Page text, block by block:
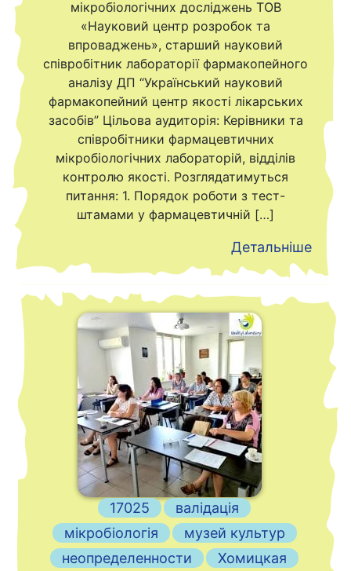
мікробіологічних досліджень ТОВ
«Науковий центр розробок та
впроваджень», старший науковий
співробітник лабораторії фармакопейного
аналізу ДП “Український науковий
фармакопейний центр якості лікарських
засобів” Цільова аудиторія: Керівники та
співробітники фармацевтичних
мікробіологічних лабораторій, відділів
контролю якості. Розглядатимуться
питання: 1. Порядок роботи з тест-
штамами у фармацевтичній […]
Детальніше
17025
валідація
мікробіологія
музей культур
неопределенности
Хомицкая